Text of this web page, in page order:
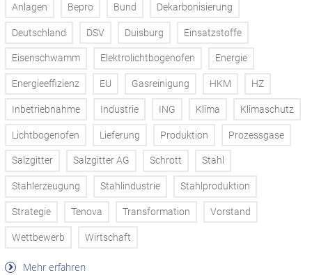
Anlagen Bepro Bund Dekarbonisierung
Deutschland DSV Duisburg Einsatzstoffe
Eisenschwamm Elektrolichtbogenofen Energie
Energieeffizienz EU Gasreinigung HKM HZ
Inbetriebnahme Industrie ING Klima Klimaschutz
Lichtbogenofen Lieferung Produktion Prozessgase
Salzgitter Salzgitter AG Schrott Stahl
Stahlerzeugung Stahlindustrie Stahlproduktion
Strategie Tenova Transformation Vorstand
Wettbewerb Wirtschaft
Mehr erfahren